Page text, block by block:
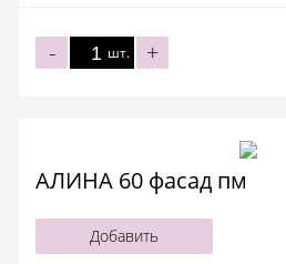
шт. +
-
АЛИНА 60 фасад пм
Добавить